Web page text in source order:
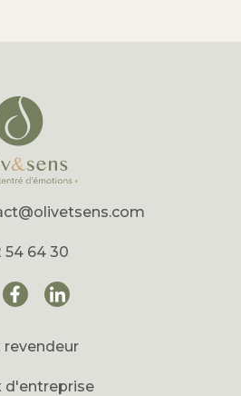
54 64 30
revendeur
d'entreprise